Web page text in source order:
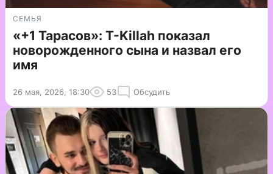
СЕМЬЯ
«+1 Тарасов»: T-Killah показал
новорожденного сына и назвал его
имя
26 мая, 2026, 18:30 53 Обсудить